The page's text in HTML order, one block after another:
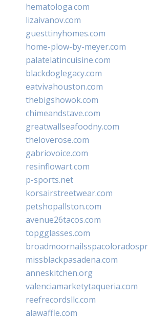
hematologa.com
lizaivanov.com
guesttinyhomes.com
home-plow-by-meyer.com
palatelatincuisine.com
blackdoglegacy.com
eatvivahouston.com
thebigshowok.com
chimeandstave.com
greatwallseafoodny.com
theloverose.com
gabriovoice.com
resinflowart.com
p-sports.net
korsairstreetwear.com
petshopallston.com
avenue26tacos.com
topgglasses.com
missblackpasadena.com
anneskitchen.org
valenciamarketytaqueria.com
reefrecordsllc.com
alawaffle.com